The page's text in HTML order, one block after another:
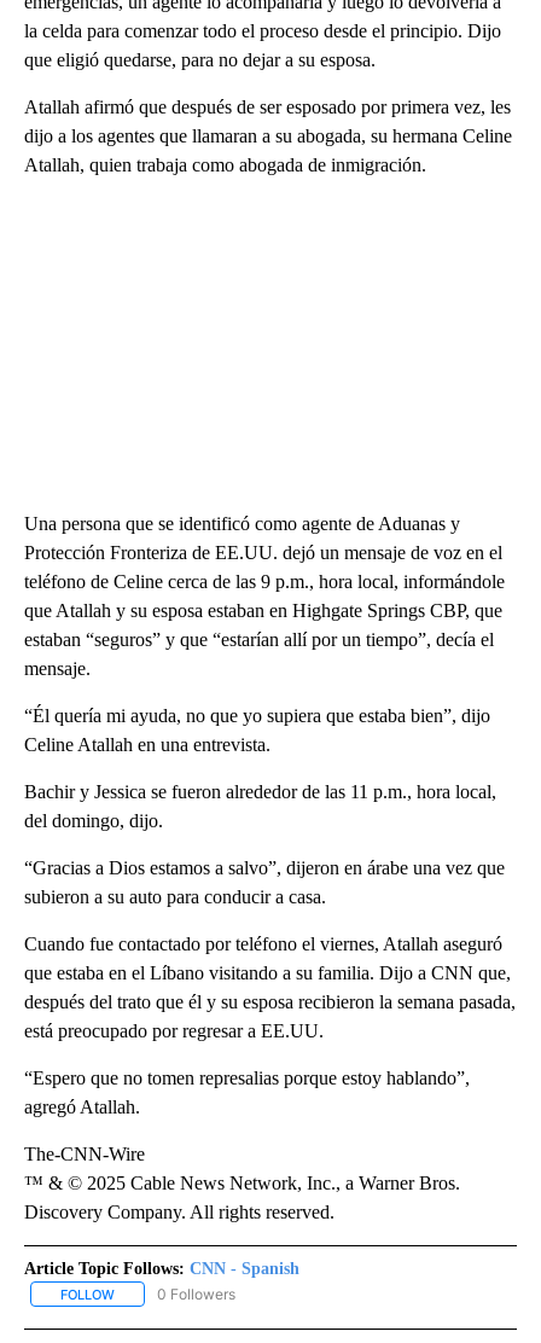
la celda para comenzar todo el proceso desde el principio. Dijo
que eligió quedarse, para no dejar a su esposa.
Atallah afirmó que después de ser esposado por primera vez, les
dijo a los agentes que llamaran a su abogada, su hermana Celine
Atallah, quien trabaja como abogada de inmigración.
Una persona que se identificó como agente de Aduanas y
Protección Fronteriza de EE.UU. dejó un mensaje de voz en el
teléfono de Celine cerca de las 9 p.m., hora local, informándole
que Atallah y su esposa estaban en Highgate Springs CBP, que
estaban “seguros” y que “estarían allí por un tiempo”, decía el
mensaje.
“Él quería mi ayuda, no que yo supiera que estaba bien”, dijo
Celine Atallah en una entrevista.
Bachir y Jessica se fueron alrededor de las 11 p.m., hora local,
del domingo, dijo.
“Gracias a Dios estamos a salvo”, dijeron en árabe una vez que
subieron a su auto para conducir a casa.
Cuando fue contactado por teléfono el viernes, Atallah aseguró
que estaba en el Líbano visitando a su familia. Dijo a CNN que,
después del trato que él y su esposa recibieron la semana pasada,
está preocupado por regresar a EE.UU.
“Espero que no tomen represalias porque estoy hablando”,
agregó Atallah.
The-CNN-Wire
™ & © 2025 Cable News Network, Inc., a Warner Bros.
Discovery Company. All rights reserved.
Article Topic Follows: CNN - Spanish
FOLLOW FOLLOW "CNN - SPANISH" TO RECEIVE NOTIFICATIONS ABOUT
0 Followers